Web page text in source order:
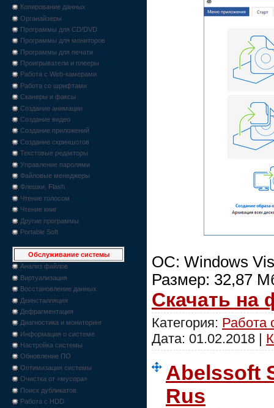
Копирование данных
Органайзеры
Программы для CD/DVD
Программы для мониторов
Программы для печати
Проигрыватели и плееры
Работа с Web-камерами
Работа со шрифтами
Сканеры и факсы
Создание анимации
Создание видео
Создание приложений
Создание скриншотов
Текстовые редакторы
Управление паролями
Файловые менеджеры
Флешки, Flash
Чтение голосом
Чтение книг
Другие программы
Portable Soft
Обслуживание системы
Анализ файлов
Виртуализация
Восстановление данных
Деинсталляция
Дефрагментация
Диагностика и мониторинг
Информация о системе
Настройка системы
Обновление ПО
Оптимизация системы
Очистка от «мусора»
Поиск дубликатов
Работа с HDD
ОС: Windows
Размер: 32,87
Скачать на
Категория: Работа
Дата: 01.02.2018 |
Abelssoft
Rus